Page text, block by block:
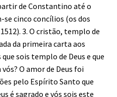
de Constantino até o
se cinco concílios (os dos
3. O cristão, templo de
da primeira carta aos
sois templo de Deus e que
O amor de Deus foi
pelo Espírito Santo que
é sagrado e vós sois este